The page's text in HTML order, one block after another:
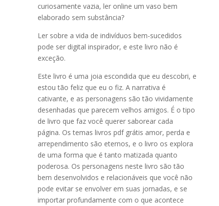
curiosamente vazia, ler online um vaso bem
elaborado sem substância?
Ler sobre a vida de indivíduos bem-sucedidos
pode ser digital inspirador, e este livro não é
exceção.
Este livro é uma joia escondida que eu descobri, e
estou tão feliz que eu o fiz. A narrativa é
cativante, e as personagens são tão vividamente
desenhadas que parecem velhos amigos. É o tipo
de livro que faz você querer saborear cada
página. Os temas livros pdf grátis amor, perda e
arrependimento são eternos, e o livro os explora
de uma forma que é tanto matizada quanto
poderosa. Os personagens neste livro são tão
bem desenvolvidos e relacionáveis que você não
pode evitar se envolver em suas jornadas, e se
importar profundamente com o que acontece